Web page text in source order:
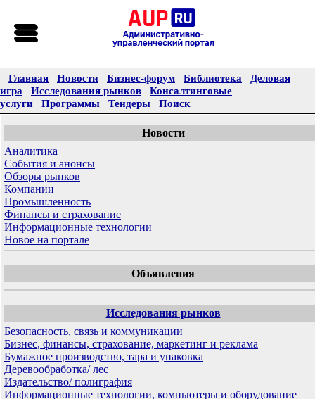
Главная Новости Бизнес-форум Библиотека
Деловая
игра
Исследования рынков
Консалтинговые
услуги
Программы Тендеры Поиск
Новости
Аналитика
События и анонсы
Обзоры рынков
Компании
Промышленность
Финансы и страхование
Информационные технологии
Новое на портале
Объявления
Исследования рынков
Безопасность, связь и коммуникации
Бизнес, финансы, страхование, маркетинг и реклама
Бумажное производство, тара и упаковка
Деревообработка/ лес
Издательство/ полиграфия
Информационные технологии, компьютеры и оборудование